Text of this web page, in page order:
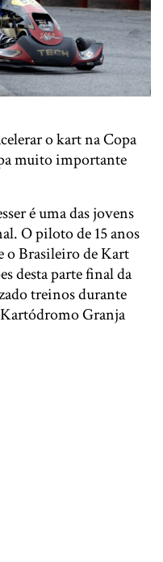
o kart na Copa
muito importante
é uma das jovens
O piloto de 15 anos
o Brasileiro de Kart
desta parte final da
treinos durante
Kartódromo Granja